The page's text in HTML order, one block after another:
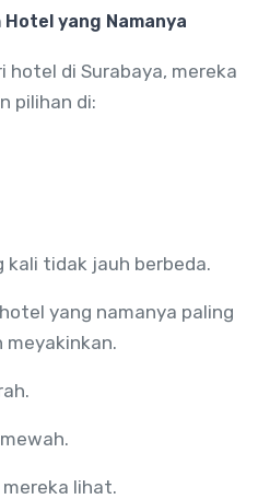
yang Namanya
hotel di Surabaya, mereka
pilihan di:
kali tidak jauh berbeda.
yang namanya paling
lihat.